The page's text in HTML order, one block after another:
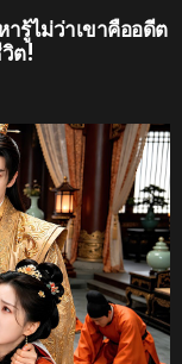
รู้ไม่ว่าเขาคืออดีต
ต!